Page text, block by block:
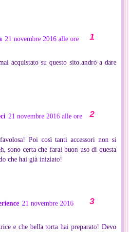
21 novembre 2016 alle ore
acquistato su questo sito.andrò a dare
21 novembre 2016 alle ore
Poi così tanti accessori non si
sono certa che farai buon uso di questa
che hai già iniziato!
21 novembre 2016
e che bella torta hai preparato! Devo